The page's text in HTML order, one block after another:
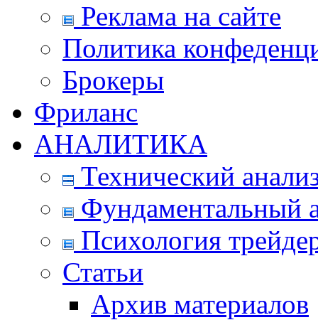
Реклама на сайте
Политика
Брокеры
Фриланс
АНАЛИТИКА
Технический
Фундаментальный
Психология
Статьи
Архив материалов